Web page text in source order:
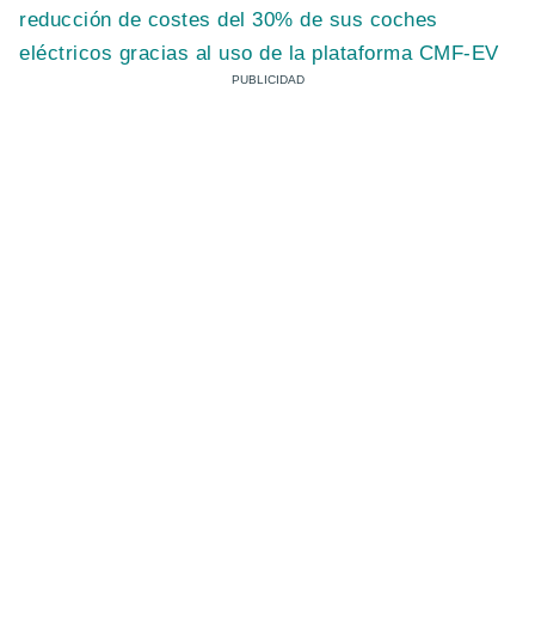
reducción de costes del 30% de sus coches
eléctricos gracias al uso de la plataforma CMF-EV